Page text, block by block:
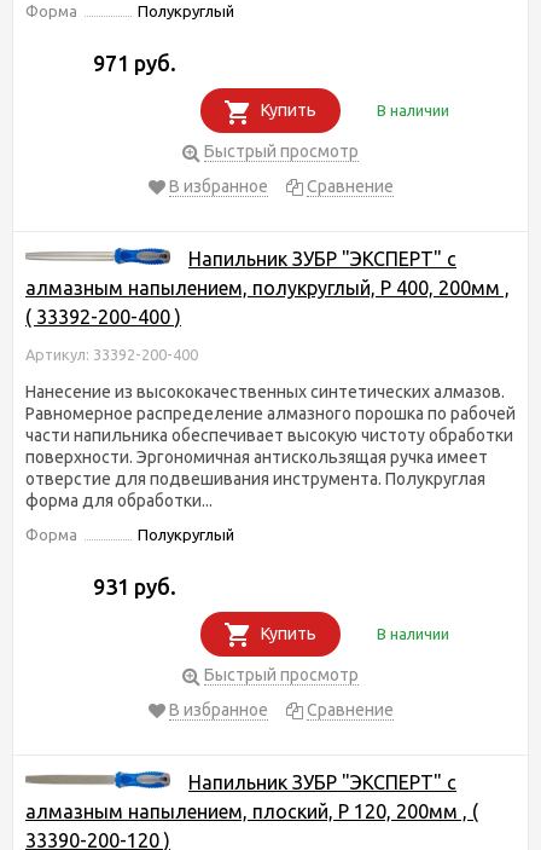
Форма Полукруглый
971 руб.
Купить В наличии
Быстрый просмотр
В избранное
Сравнение
Напильник ЗУБР "ЭКСПЕРТ" с
алмазным напылением, полукруглый, P 400, 200мм ,
( 33392-200-400 )
Артикул: 33392-200-400
Нанесение из высококачественных синтетических алмазов.
Равномерное распределение алмазного порошка по рабочей
части напильника обеспечивает высокую чистоту обработки
поверхности. Эргономичная антискользящая ручка имеет
отверстие для подвешивания инструмента. Полукруглая
форма для обработки...
Форма Полукруглый
931 руб.
Купить В наличии
Быстрый просмотр
В избранное
Сравнение
Напильник ЗУБР "ЭКСПЕРТ" с
алмазным напылением, плоский, P 120, 200мм , (
33390-200-120 )